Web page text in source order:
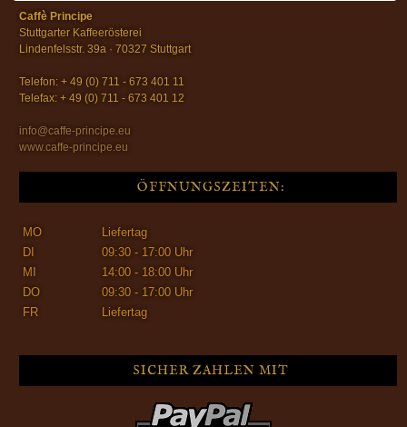
Caffè Principe
Stuttgarter Kaffeerösterei
Lindenfelsstr. 39a · 70327 Stuttgart
Telefon: + 49 (0) 711 - 673 401 11
Telefax: + 49 (0) 711 - 673 401 12
info@caffe-principe.eu
www.caffe-principe.eu
ÖFFNUNGSZEITEN:
MO
Liefertag
DI
09:30 - 17:00 Uhr
MI
14:00 - 18:00 Uhr
DO
09:30 - 17:00 Uhr
FR
Liefertag
SICHER ZAHLEN MIT